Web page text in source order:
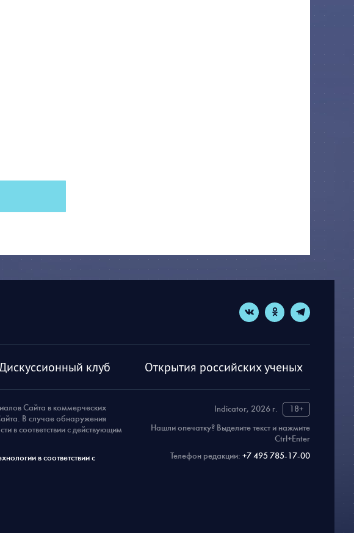
клуб Открытия российских ученых
Indicator, 2026 г.
18+
Нашли опечатку? Выделите текст и нажмите
Ctrl+Enter
Телефон редакции: +7 495 785-17-00
Сайта в коммерческих
В случае обнаружения
в соответствии с действующим
в соответствии с